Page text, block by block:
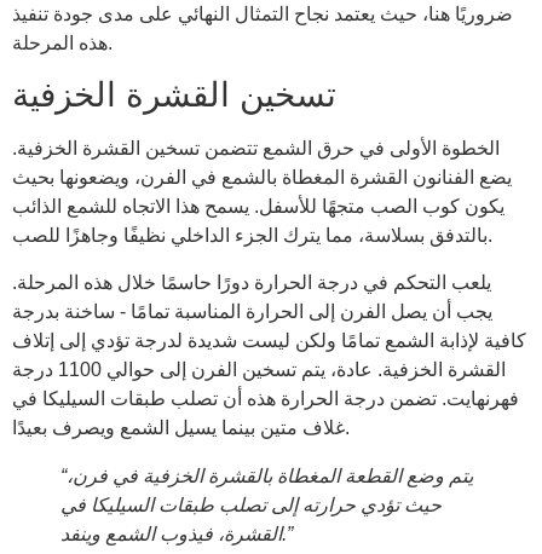
ضروريًا هنا، حيث يعتمد نجاح التمثال النهائي على مدى جودة تنفيذ
هذه المرحلة.
تسخين القشرة الخزفية
الخطوة الأولى في حرق الشمع تتضمن تسخين القشرة الخزفية.
يضع الفنانون القشرة المغطاة بالشمع في الفرن، ويضعونها بحيث
يكون كوب الصب متجهًا للأسفل. يسمح هذا الاتجاه للشمع الذائب
بالتدفق بسلاسة، مما يترك الجزء الداخلي نظيفًا وجاهزًا للصب.
يلعب التحكم في درجة الحرارة دورًا حاسمًا خلال هذه المرحلة.
يجب أن يصل الفرن إلى الحرارة المناسبة تمامًا - ساخنة بدرجة
كافية لإذابة الشمع تمامًا ولكن ليست شديدة لدرجة تؤدي إلى إتلاف
القشرة الخزفية. عادة، يتم تسخين الفرن إلى حوالي 1100 درجة
فهرنهايت. تضمن درجة الحرارة هذه أن تصلب طبقات السيليكا في
غلاف متين بينما يسيل الشمع ويصرف بعيدًا.
“يتم وضع القطعة المغطاة بالقشرة الخزفية في فرن،
حيث تؤدي حرارته إلى تصلب طبقات السيليكا في
القشرة، فيذوب الشمع وينفد.”